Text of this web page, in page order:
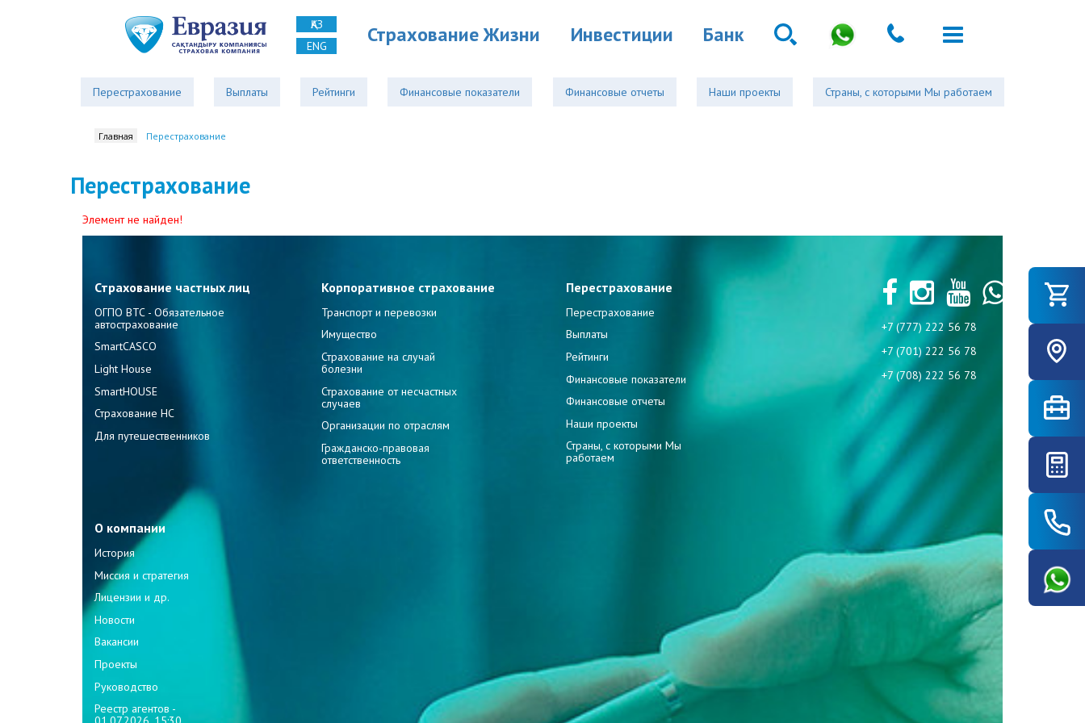
ҚАЗ
ENG
Страхование Жизни Инвестиции Банк
Перестрахование Выплаты Рейтинги Финансовые показатели Финансовые отчеты Наши проекты Страны, с которыми Мы работаем
Главная Перестрахование
Перестрахование
Элемент не найден!
Страхование частных лиц
ОГПО ВТС - Обязательное
автострахование
SmartCASCO
Light House
SmartHOUSE
Страхование НС
Для путешественников
Корпоративное страхование
Транспорт и перевозки
Имущество
Страхование на случай
болезни
Страхование от несчастных
случаев
Организации по отраслям
Гражданско-правовая
ответственность
Перестрахование
Перестрахование
Выплаты
Рейтинги
Финансовые показатели
Финансовые отчеты
Наши проекты
Страны, с которыми Мы
работаем
О компании
История
Миссия и стратегия
Лицензии и др.
Новости
Вакансии
Проекты
Руководство
Реестр агентов -
+7 (777) 222 56 78
+7 (701) 222 56 78
+7 (708) 222 56 78